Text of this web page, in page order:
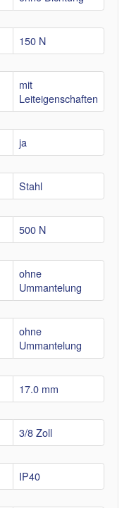
150 N
mit
Leiteigenschaften
ja
Stahl
500 N
ohne
Ummantelung
ohne
Ummantelung
17.0 mm
3/8 Zoll
IP40